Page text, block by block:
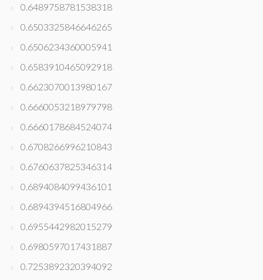
0.6489758781538318
0.6503325846646265
0.6506234360005941
0.6583910465092918
0.6623070013980167
0.6660053218979798
0.6660178684524074
0.6708266996210843
0.6760637825346314
0.6894084099436101
0.6894394516804966
0.6955442982015279
0.6980597017431887
0.7253892320394092